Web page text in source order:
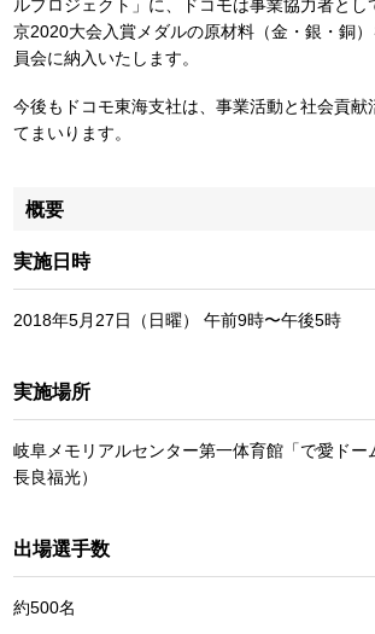
ルプロジェクト」に、ドコモは事業協力者とし
京2020大会入賞メダルの原材料（金・銀・銅
員会に納入いたします。
今後もドコモ東海支社は、事業活動と社会貢献
てまいります。
概要
実施日時
2018年5月27日（日曜） 午前9時〜午後5時
実施場所
岐阜メモリアルセンター第一体育館「で愛ドー
長良福光）
出場選手数
約500名